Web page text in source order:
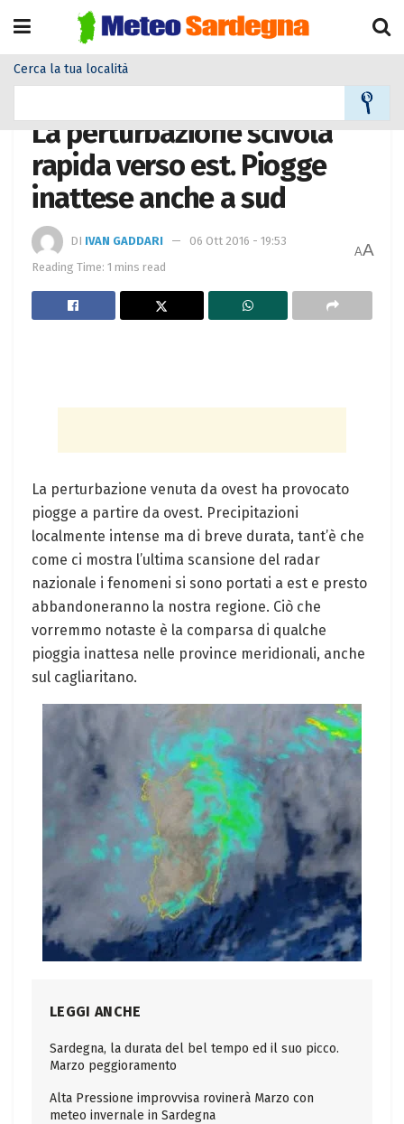
Cerca la tua località
La perturbazione scivola
rapida verso est. Piogge
inattese anche a sud
DI IVAN GADDARI
06 Ott 2016 - 19:53
Reading Time: 1 mins read
AA
La perturbazione venuta da ovest ha provocato
piogge a partire da ovest. Precipitazioni
localmente intense ma di breve durata, tant’è che
come ci mostra l’ultima scansione del radar
nazionale i fenomeni si sono portati a est e presto
abbandoneranno la nostra regione. Ciò che
vorremmo notaste è la comparsa di qualche
pioggia inattesa nelle province meridionali, anche
sul cagliaritano.
LEGGI ANCHE
Sardegna, la durata del bel tempo ed il suo picco.
Marzo peggioramento
Alta Pressione improvvisa rovinerà Marzo con
meteo invernale in Sardegna